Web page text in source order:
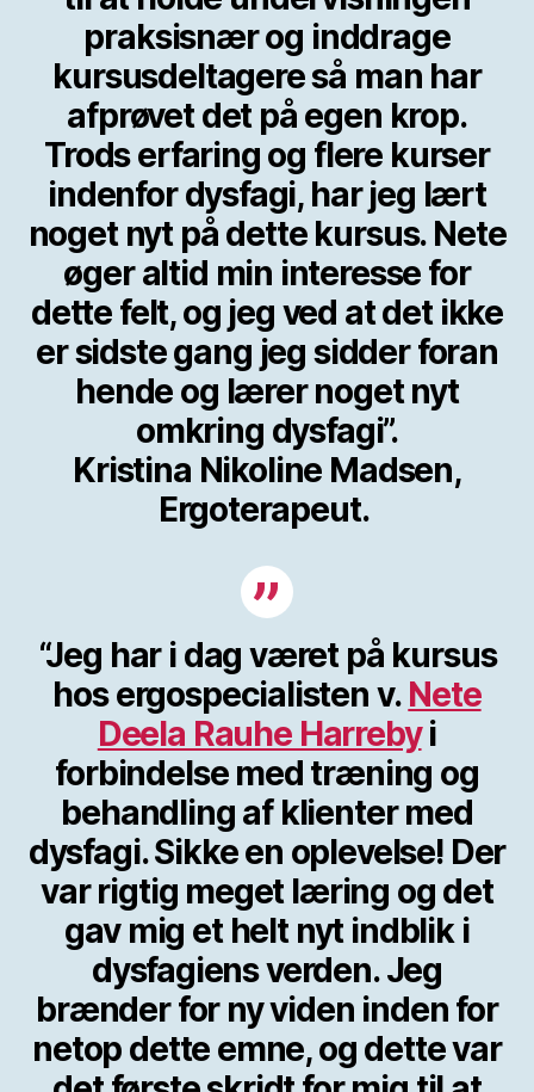
praksisnær og inddrage
kursusdeltagere så man har
afprøvet det på egen krop.
Trods erfaring og flere kurser
indenfor dysfagi, har jeg lært
noget nyt på dette kursus. Nete
øger altid min interesse for
dette felt, og jeg ved at det ikke
er sidste gang jeg sidder foran
hende og lærer noget nyt
omkring dysfagi”.
Kristina Nikoline Madsen,
Ergoterapeut.
“Jeg har i dag været på kursus
hos ergospecialisten v. Nete
Deela Rauhe Harrebyi
forbindelse med træning og
behandling af klienter med
dysfagi. Sikke en oplevelse! Der
var rigtig meget læring og det
gav mig et helt nyt indblik i
dysfagiens verden. Jeg
brænder for ny viden inden for
netop dette emne, og dette var